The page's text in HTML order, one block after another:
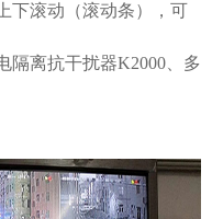
下滚动（滚动条），可
隔离抗干扰器K2000、多